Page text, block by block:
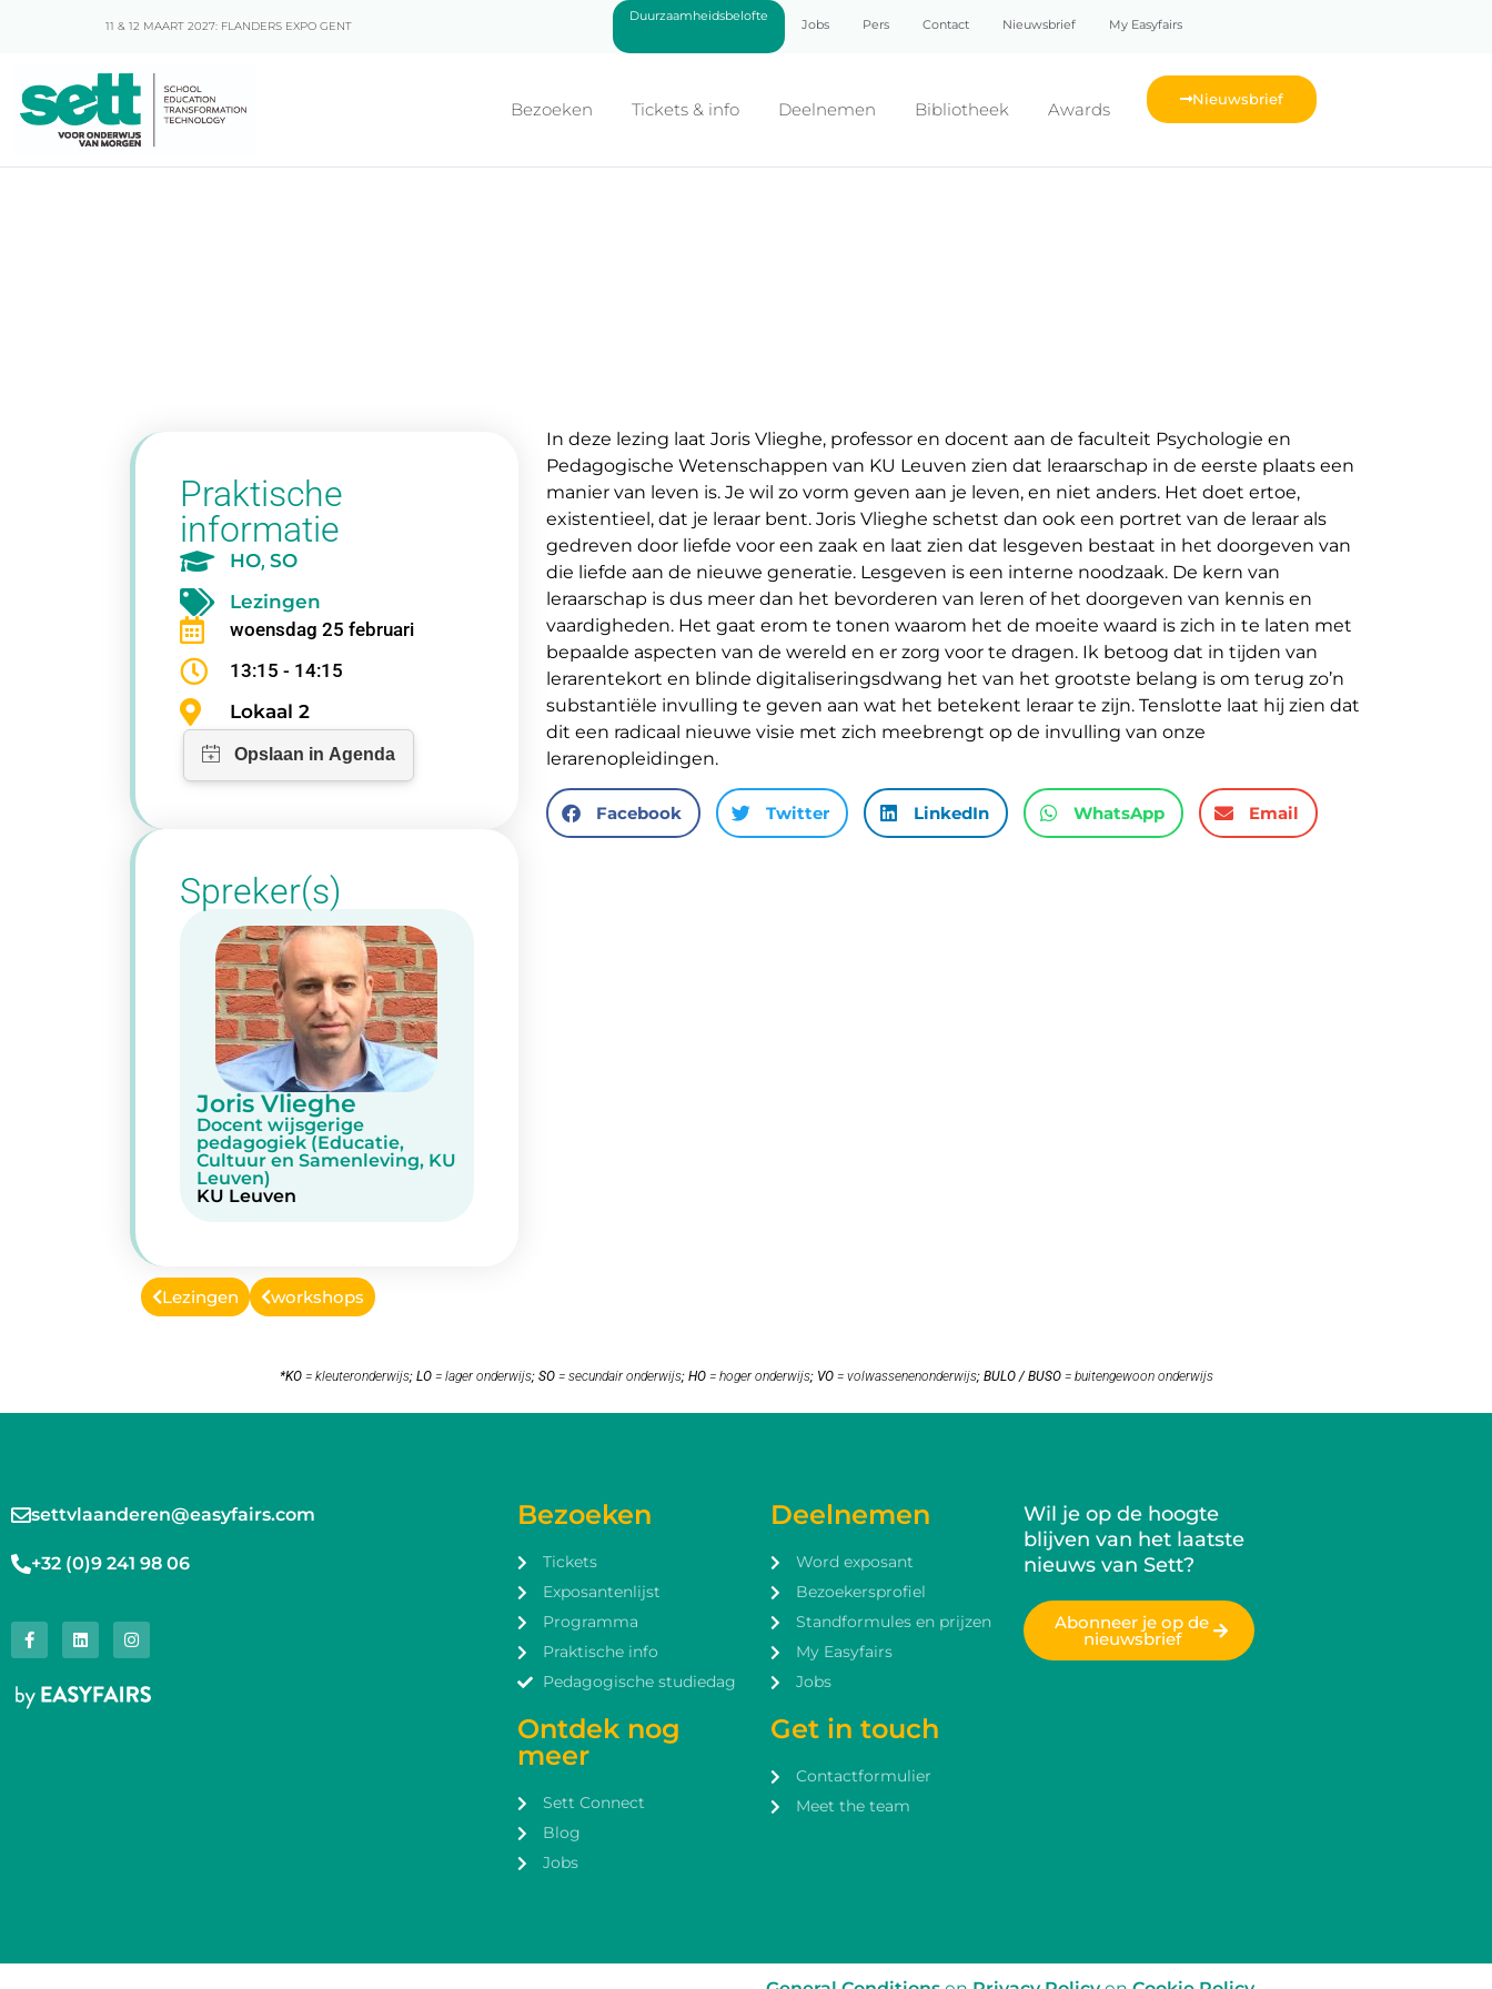
11 & 12 MAART 2027: FLANDERS EXPO GENT
Duurzaamheidsbelofte
Jobs Pers Contact Nieuwsbrief My Easyfairs
Bezoeken Tickets & info Deelnemen Bibliotheek Awards
Nieuwsbrief
Praktische
informatie
HO, SO
Lezingen
woensdag 25 februari
13:15 - 14:15
Lokaal 2
Spreker(s)
Joris Vlieghe
Docent wijsgerige
pedagogiek (Educatie,
Cultuur en Samenleving, KU
Leuven)
KU Leuven
Lezingen workshops
In deze lezing laat Joris Vlieghe, professor en docent aan de faculteit Psychologie en
Pedagogische Wetenschappen van KU Leuven zien dat leraarschap in de eerste plaats een
manier van leven is. Je wil zo vorm geven aan je leven, en niet anders. Het doet ertoe,
existentieel, dat je leraar bent. Joris Vlieghe schetst dan ook een portret van de leraar als
gedreven door liefde voor een zaak en laat zien dat lesgeven bestaat in het doorgeven van
die liefde aan de nieuwe generatie. Lesgeven is een interne noodzaak. De kern van
leraarschap is dus meer dan het bevorderen van leren of het doorgeven van kennis en
vaardigheden. Het gaat erom te tonen waarom het de moeite waard is zich in te laten met
bepaalde aspecten van de wereld en er zorg voor te dragen. Ik betoog dat in tijden van
lerarentekort en blinde digitaliseringsdwang het van het grootste belang is om terug zo’n
substantiële invulling te geven aan wat het betekent leraar te zijn. Tenslotte laat hij zien dat
dit een radicaal nieuwe visie met zich meebrengt op de invulling van onze
lerarenopleidingen.
Facebook Twitter LinkedIn WhatsApp Email
*KO = kleuteronderwijs; LO = lager onderwijs; SO = secundair onderwijs; HO = hoger onderwijs; VO= volwassenenonderwijs; BULO / BUSO = buitengewoon onderwijs
settvlaanderen@easyfairs.com
+32 (0)9 241 98 06
Bezoeken
Tickets
Exposantenlijst
Programma
Praktische info
Pedagogische studiedag
Ontdek nog
meer
Sett Connect
Blog
Jobs
Deelnemen
Word exposant
Bezoekersprofiel
Standformules en prijzen
My Easyfairs
Jobs
Get in touch
Contactformulier
Meet the team
Wil je op de hoogte
blijven van het laatste
nieuws van Sett?
Abonneer je op de
nieuwsbrief